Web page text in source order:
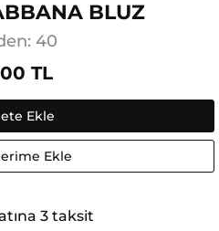
BLUZ
40
TL
Ekle
Ekle
3 taksit